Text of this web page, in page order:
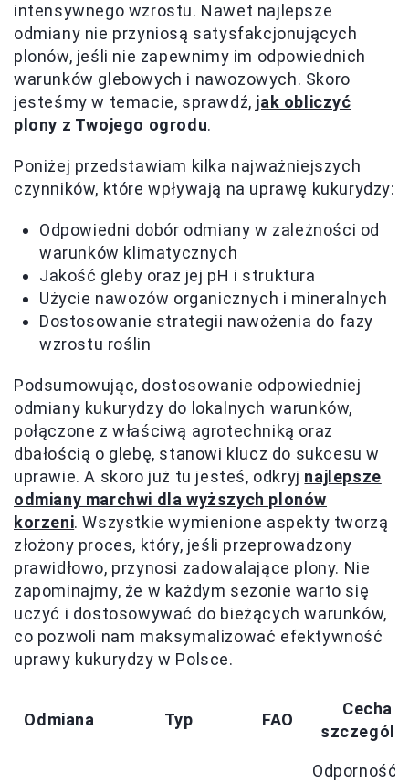
intensywnego wzrostu. Nawet najlepsze
odmiany nie przyniosą satysfakcjonujących
plonów, jeśli nie zapewnimy im odpowiednich
warunków glebowych i nawozowych. Skoro
jesteśmy w temacie, sprawdź, jak obliczyć
plony z Twojego ogrodu.
Poniżej przedstawiam kilka najważniejszych
czynników, które wpływają na uprawę kukurydzy:
Odpowiedni dobór odmiany w zależności od
warunków klimatycznych
Jakość gleby oraz jej pH i struktura
Użycie nawozów organicznych i mineralnych
Dostosowanie strategii nawożenia do fazy
wzrostu roślin
Podsumowując, dostosowanie odpowiedniej
odmiany kukurydzy do lokalnych warunków,
połączone z właściwą agrotechniką oraz
dbałością o glebę, stanowi klucz do sukcesu w
uprawie. A skoro już tu jesteś, odkryj najlepsze
odmiany marchwi dla wyższych plonów
korzeni. Wszystkie wymienione aspekty tworzą
złożony proces, który, jeśli przeprowadzony
prawidłowo, przynosi zadowalające plony. Nie
zapominajmy, że w każdym sezonie warto się
uczyć i dostosowywać do bieżących warunków,
co pozwoli nam maksymalizować efektywność
uprawy kukurydzy w Polsce.
Odmiana Typ FAO
Cecha
Odporność